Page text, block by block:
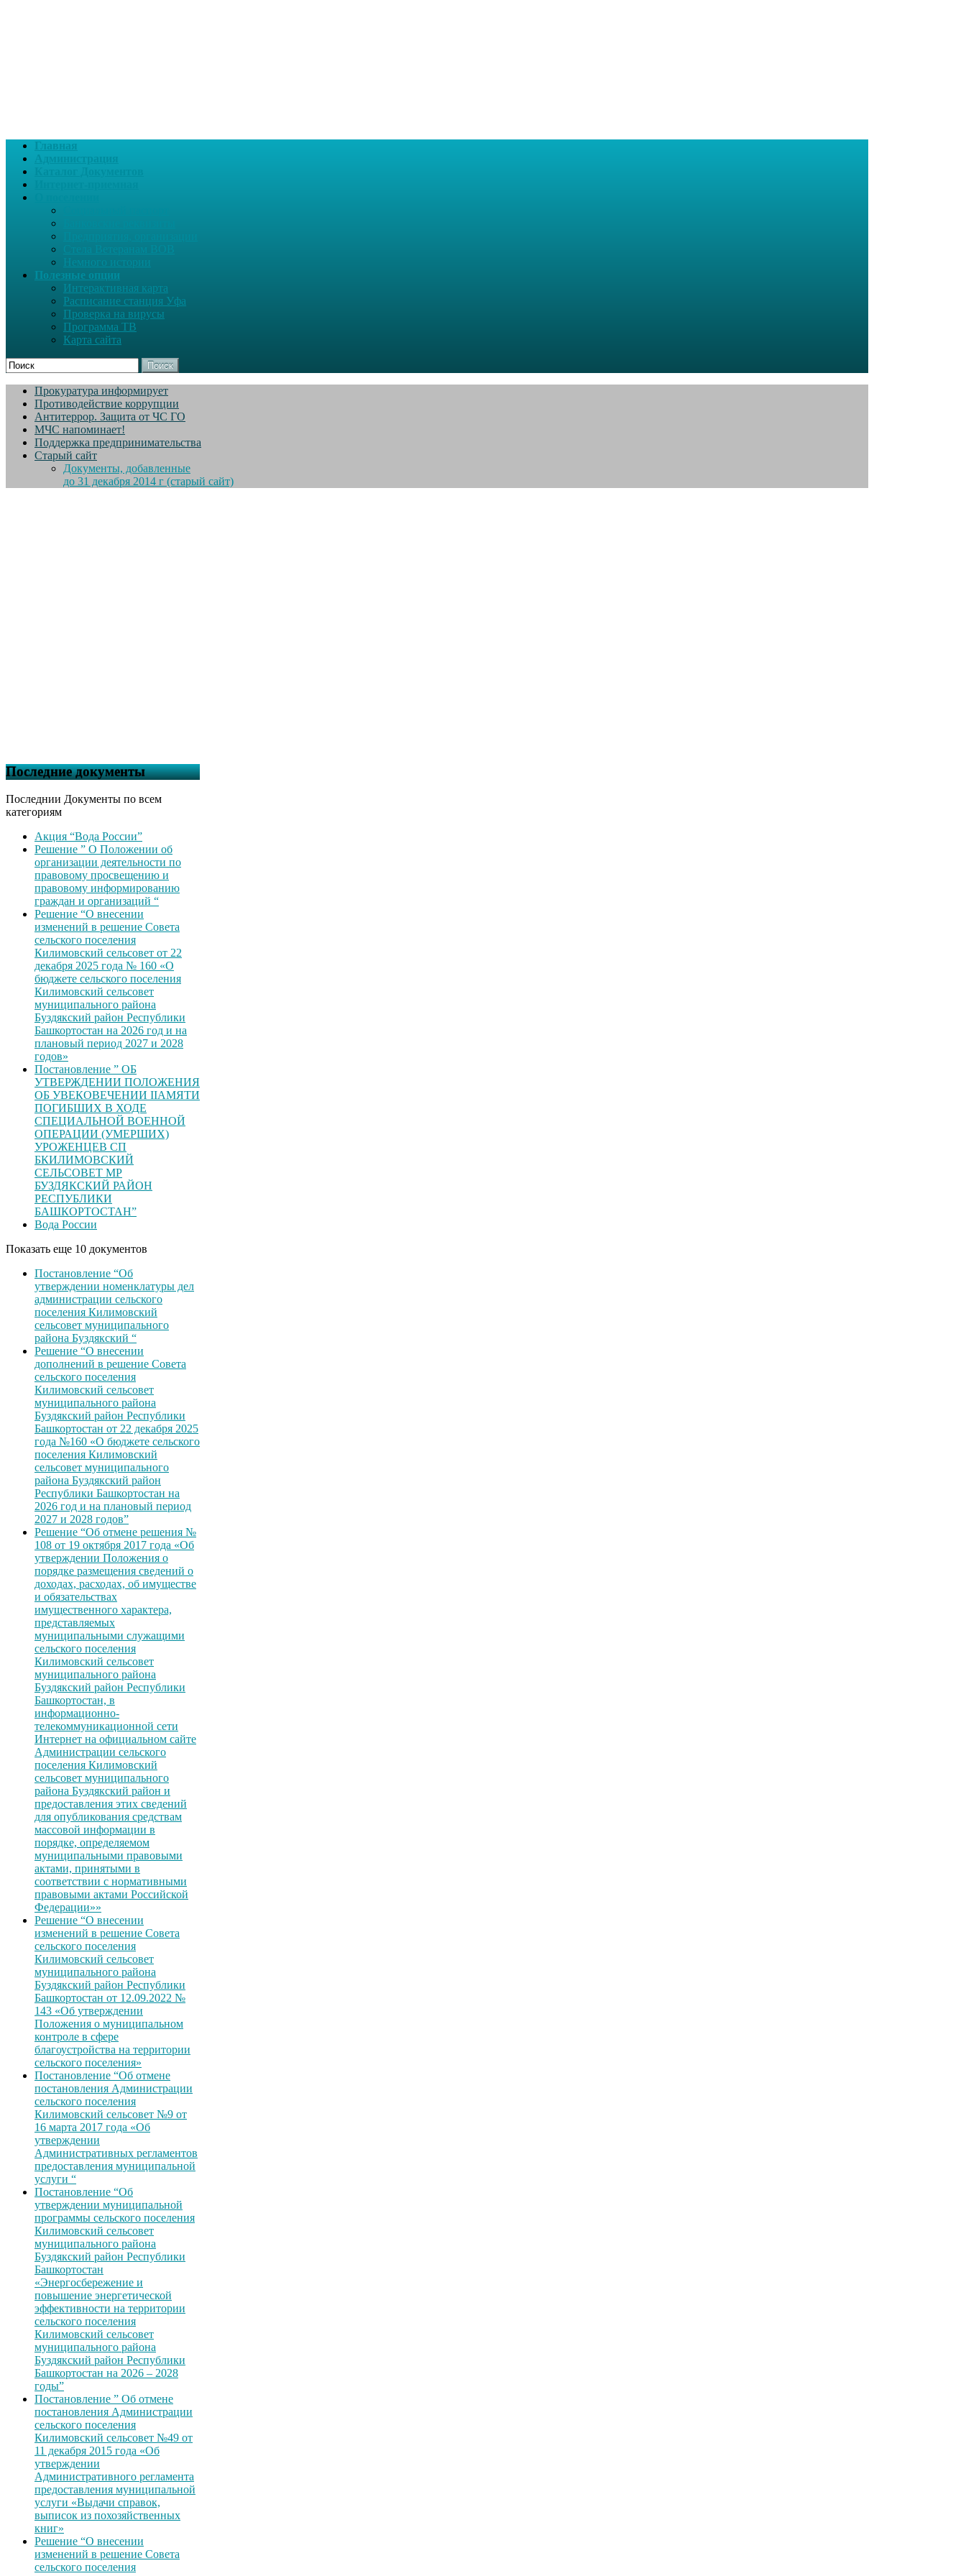
Главная
Администрация
Немного истории
Полезные опции
Интерактивная карта
Расписание станция Уфа
Проверка на вирусы
Программа ТВ
Карта сайта
Поиск
Прокуратура информирует
Противодействие коррупции
Антитеррор. Защита от ЧС ГО
МЧС напоминает!
Поддержка предпринимательства
Старый сайт
Документы, добавленные
до 31 декабря 2014 г (старый сайт)
Последние документы
Последнии Документы по всем
категориям
Акция “Вода России”
Решение ” О Положении об
организации деятельности по
правовому просвещению и
правовому информированию
граждан и организаций “
Решение “О внесении
изменений в решение Совета
сельского поселения
Килимовский сельсовет от 22
декабря 2025 года № 160 «О
бюджете сельского поселения
Килимовский сельсовет
муниципального района
Буздякский район Республики
Башкортостан на 2026 год и на
плановый период 2027 и 2028
годов»
Постановление ” ОБ
УТВЕРЖДЕНИИ ПОЛОЖЕНИЯ
ОБ УВЕКОВЕЧЕНИИ ІІАМЯТИ
ПОГИБШИХ В ХОДЕ
СПЕЦИАЛЬНОЙ ВОЕННОЙ
ОПЕРАЦИИ (УМЕРШИХ)
УРОЖЕНЦЕВ CП
БКИЛИМОВСКИЙ
СЕЛЬСОВЕТ МР
БУЗДЯКСКИЙ РАЙОН
РЕСПУБЛИКИ
БАШКОРТОСТАН”
Вода России
Показать еще 10 документов
Постановление “Об
утверждении номенклатуры дел
администрации сельского
поселения Килимовский
сельсовет муниципального
района Буздякский “
Решение “О внесении
дополнений в решение Совета
сельского поселения
Килимовский сельсовет
муниципального района
Буздякский район Республики
Башкортостан от 22 декабря 2025
года №160 «О бюджете сельского
поселения Килимовский
сельсовет муниципального
района Буздякский район
Республики Башкортостан на
2026 год и на плановый период
2027 и 2028 годов”
Решение “Об отмене решения №
108 от 19 октября 2017 года «Об
утверждении Положения о
порядке размещения сведений о
доходах, расходах, об имуществе
и обязательствах
имущественного характера,
представляемых
муниципальными служащими
сельского поселения
Килимовский сельсовет
муниципального района
Буздякский район Республики
Башкортостан, в
информационно-
телекоммуникационной сети
Интернет на официальном сайте
Администрации сельского
поселения Килимовский
сельсовет муниципального
района Буздякский район и
предоставления этих сведений
для опубликования средствам
массовой информации в
порядке, определяемом
муниципальными правовыми
актами, принятыми в
соответствии с нормативными
правовыми актами Российской
Федерации»»
Решение “О внесении
изменений в решение Совета
сельского поселения
Килимовский сельсовет
муниципального района
Буздякский район Республики
Башкортостан от 12.09.2022 №
143 «Об утверждении
Положения о муниципальном
контроле в сфере
благоустройства на территории
сельского поселения»
Постановление “Об отмене
постановления Администрации
сельского поселения
Килимовский сельсовет №9 от
16 марта 2017 года «Об
утверждении
Административных регламентов
предоставления муниципальной
услуги “
Постановление “Об
утверждении муниципальной
программы сельского поселения
Килимовский сельсовет
муниципального района
Буздякский район Республики
Башкортостан
«Энергосбережение и
повышение энергетической
эффективности на территории
сельского поселения
Килимовский сельсовет
муниципального района
Буздякский район Республики
Башкортостан на 2026 – 2028
годы”
Постановление ” Об отмене
постановления Администрации
сельского поселения
Килимовский сельсовет №49 от
11 декабря 2015 года «Об
утверждении
Административного регламента
предоставления муниципальной
услуги «Выдачи справок,
выписок из похозяйственных
книг»
Решение “О внесении
изменений в решение Совета
сельского поселения